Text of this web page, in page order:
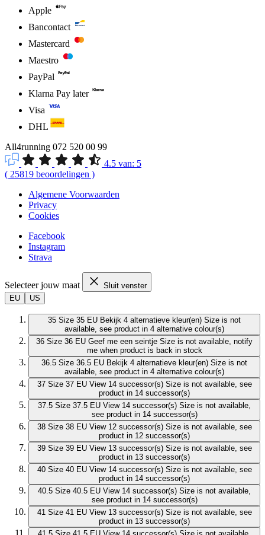
Apple
Bancontact
Mastercard
Maestro
PayPal
Klarna Pay later
Visa
DHL
All4running 072 520 00 99
4.5 van: 5
( 25819 beoordelingen )
Algemene Voorwaarden
Privacy
Cookies
Facebook
Instagram
Strava
Selecteer jouw maat
Sluit venster
EU
US
35 Size 35 EU Bekijk 4 alternatieve kleur(en) Size is not
available, see product in 4 alternative colour(s)
36 Size 36 EU Geef me een seintje Size is not available, notify
me when product is back in stock
36.5 Size 36.5 EU Bekijk 4 alternatieve kleur(en) Size is not
available, see product in 4 alternative colour(s)
37 Size 37 EU View 14 successor(s) Size is not available, see
product in 14 successor(s)
37.5 Size 37.5 EU View 14 successor(s) Size is not available,
see product in 14 successor(s)
38 Size 38 EU View 12 successor(s) Size is not available, see
product in 12 successor(s)
39 Size 39 EU View 13 successor(s) Size is not available, see
product in 13 successor(s)
40 Size 40 EU View 14 successor(s) Size is not available, see
product in 14 successor(s)
40.5 Size 40.5 EU View 14 successor(s) Size is not available,
see product in 14 successor(s)
41 Size 41 EU View 13 successor(s) Size is not available, see
product in 13 successor(s)